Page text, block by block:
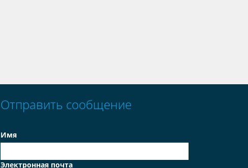
Отправить сообщение
Имя
Электронная почта